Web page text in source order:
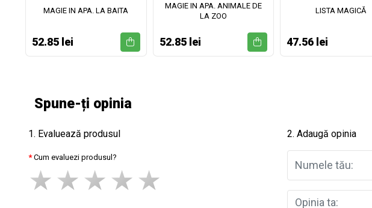
MAGIE IN APA. LA BAITA
52.85 lei
MAGIE IN APA. ANIMALE DE
LA ZOO
52.85 lei
LISTA MAGICĂ
47.56 lei
Spune-ți opinia
1. Evaluează produsul
Cum evaluezi produsul?
2. Adaugă opinia